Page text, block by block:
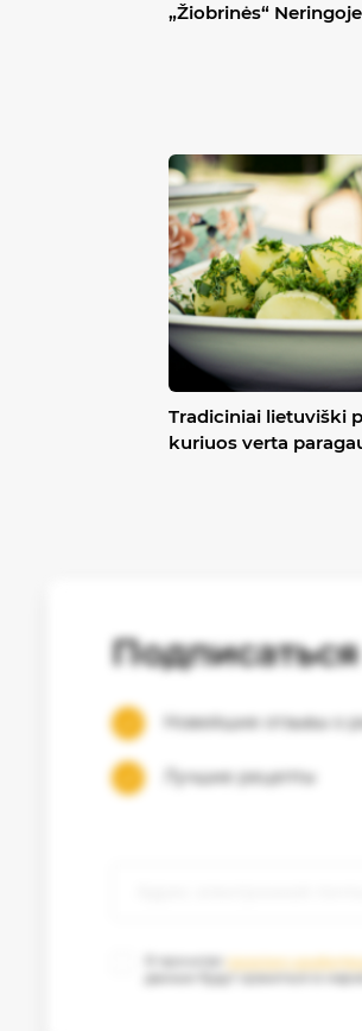
„Žiobrinės“ Neringoje
Tradiciniai lietuviški
kuriuos verta
Новейшие отзывы о
Лучшие рецепты
политику